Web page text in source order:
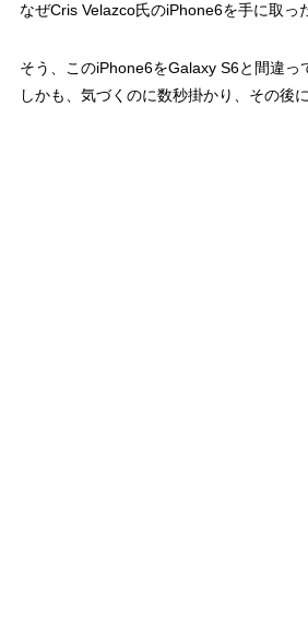
なぜCris Velazco氏のiPhone6を手に取っ
そう、このiPhone6をGalaxy S6と間違っ
しかも、気づくのに数秒掛かり、その後